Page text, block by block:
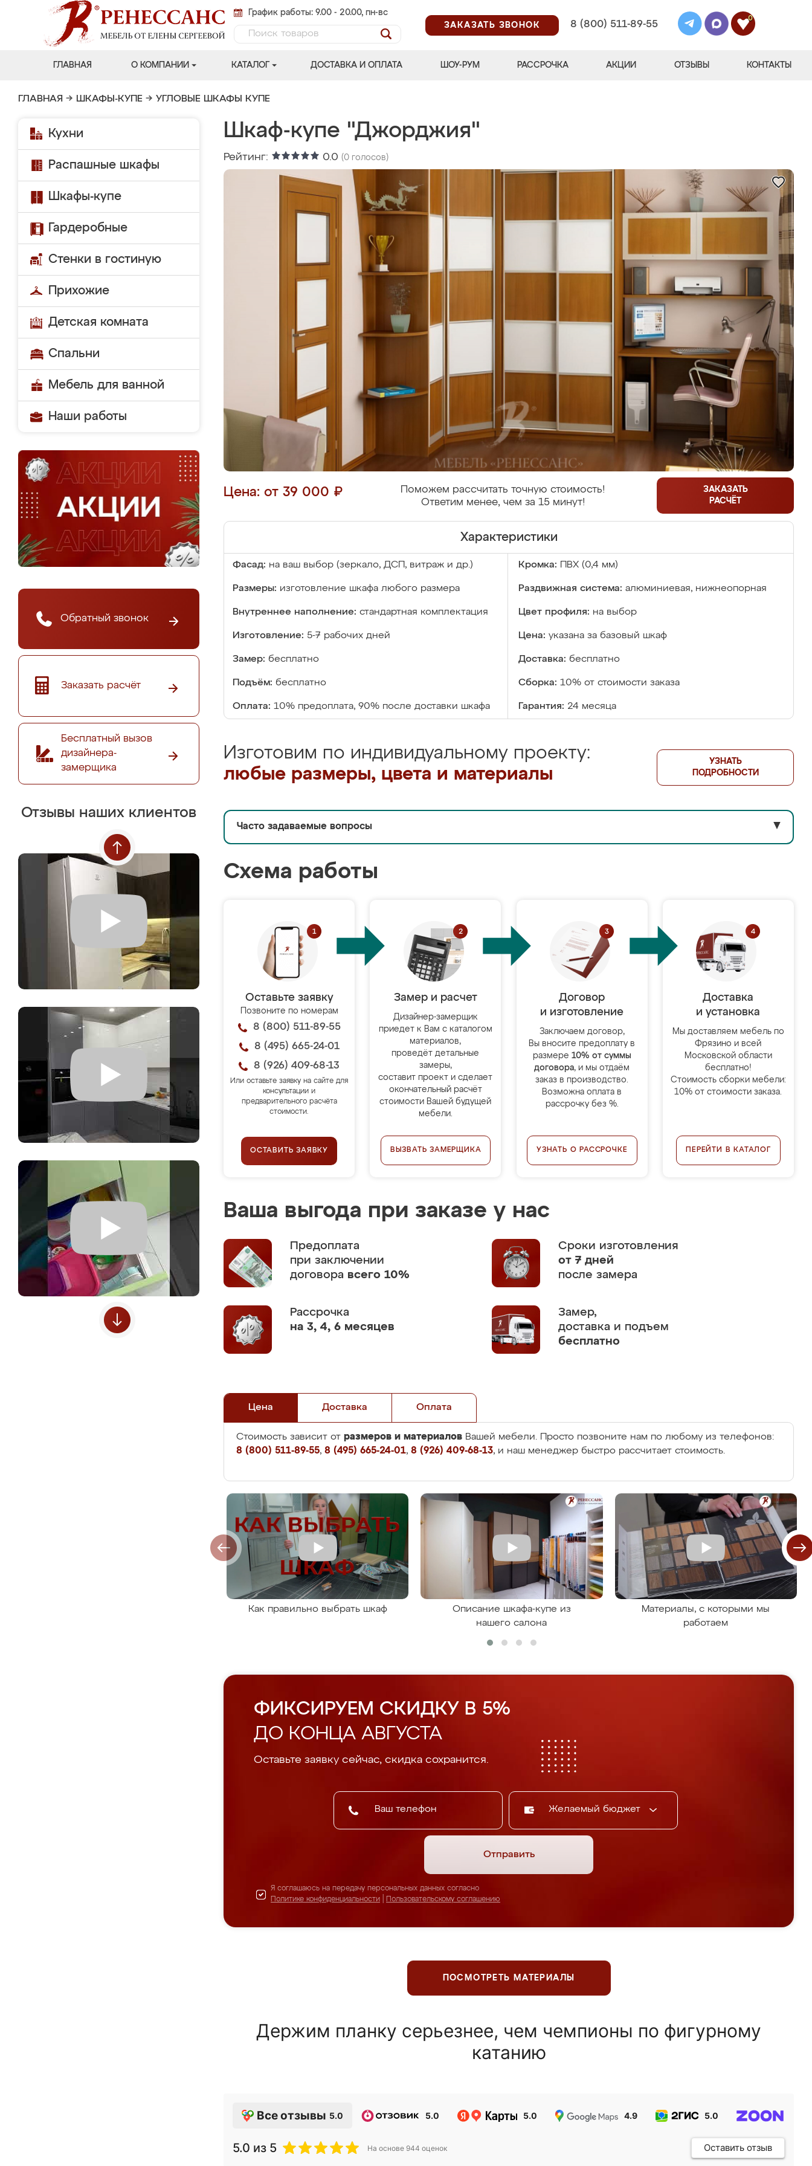
График работы: 9.00 - 20.00, пн-вс
ЗАКАЗАТЬ ЗВОНОК
8 (800) 511-89-55
0
ГЛАВНАЯ О КОМПАНИИ КАТАЛОГ ДОСТАВКА И ОПЛАТА ШОУ-РУМ РАССРОЧКА АКЦИИ ОТЗЫВЫ КОНТАКТЫ
ГЛАВНАЯ → ШКАФЫ-КУПЕ → УГЛОВЫЕ ШКАФЫ КУПЕ
Кухни
Распашные шкафы
Шкафы-купе
Гардеробные
Стенки в гостиную
Прихожие
Детская комната
Спальни
Мебель для ванной
Наши работы
Обратный звонок
Заказать расчёт
Бесплатный вызов
дизайнера-
замерщика
Отзывы наших клиентов
Шкаф-купе "Джорджия"
Рейтинг: 0.0 (0 голосов)
Цена: от 39 000 ₽
Поможем рассчитать точную стоимость!
Ответим менее, чем за 15 минут!
ЗАКАЗАТЬ
РАСЧЁТ
Характеристики
Фасад: на ваш выбор (зеркало, ДСП, витраж и др.) Кромка: ПВХ (0,4 мм)
Размеры: изготовление шкафа любого размера Раздвижная система: алюминиевая, нижнеопорная
Внутреннее наполнение: стандартная комплектация Цвет профиля: на выбор
Изготовление: 5-7 рабочих дней Цена: указана за базовый шкаф
Замер: бесплатно Доставка: бесплатно
Подъём: бесплатно Сборка: 10% от стоимости заказа
Оплата: 10% предоплата, 90% после доставки шкафа Гарантия: 24 месяца
Изготовим по индивидуальному проекту:
любые размеры, цвета и материалы
УЗНАТЬ
ПОДРОБНОСТИ
Часто задаваемые вопросы ▼
Схема работы
Оставьте заявку
Позвоните по номерам
8 (800) 511-89-55
8 (495) 665-24-01
8 (926) 409-68-13
Или оставьте заявку на сайте для
консультации и
предварительного расчёта
стоимости.
ОСТАВИТЬ ЗАЯВКУ
Замер и расчет
Дизайнер-замерщик
приедет к Вам с каталогом
материалов,
проведёт детальные
замеры,
составит проект и сделает
окончательный расчёт
стоимости Вашей будущей
мебели.
ВЫЗВАТЬ ЗАМЕРЩИКА
Договор
и изготовление
Заключаем договор,
Вы вносите предоплату в
размере 10% от суммы
договора, и мы отдаём
заказ в производство.
Возможна оплата в
рассрочку без %.
УЗНАТЬ О РАССРОЧКЕ
Доставка
и установка
Мы доставляем мебель по
Фрязино и всей
Московской области
бесплатно!
Стоимость сборки мебели:
10% от стоимости заказа.
ПЕРЕЙТИ В КАТАЛОГ
Ваша выгода при заказе у нас
Предоплата
при заключении
договора всего 10%
Сроки изготовления
от 7 дней
после замера
Рассрочка
на 3, 4, 6 месяцев
Замер,
доставка и подъем
бесплатно
Цена Доставка Оплата
Стоимость зависит от размеров и материалов Вашей мебели. Просто позвоните нам по любому из телефонов:
8 (800) 511-89-55, 8 (495) 665-24-01, 8 (926) 409-68-13, и наш менеджер быстро рассчитает стоимость.
Как правильно выбрать шкаф
Описание шкафа-купе из
нашего салона
Материалы, с которыми мы
работаем
ФИКСИРУЕМ СКИДКУ В 5%
ДО КОНЦА АВГУСТА
Оставьте заявку сейчас, скидка сохранится.
Желаемый бюджет
Отправить
Я соглашаюсь на передачу персональных данных согласно
Политике конфиденциальности
Пользовательскому соглашению
ПОСМОТРЕТЬ МАТЕРИАЛЫ
Держим планку серьезнее, чем чемпионы по фигурному
катанию
Все отзывы 5.0 5.0 5.0 4.9 5.0
5.0 из 5 На основе 944 оценок Оставить отзыв